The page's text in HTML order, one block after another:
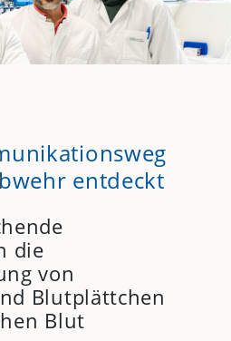
entdeckt
die
von
Blutplättchen
Blut